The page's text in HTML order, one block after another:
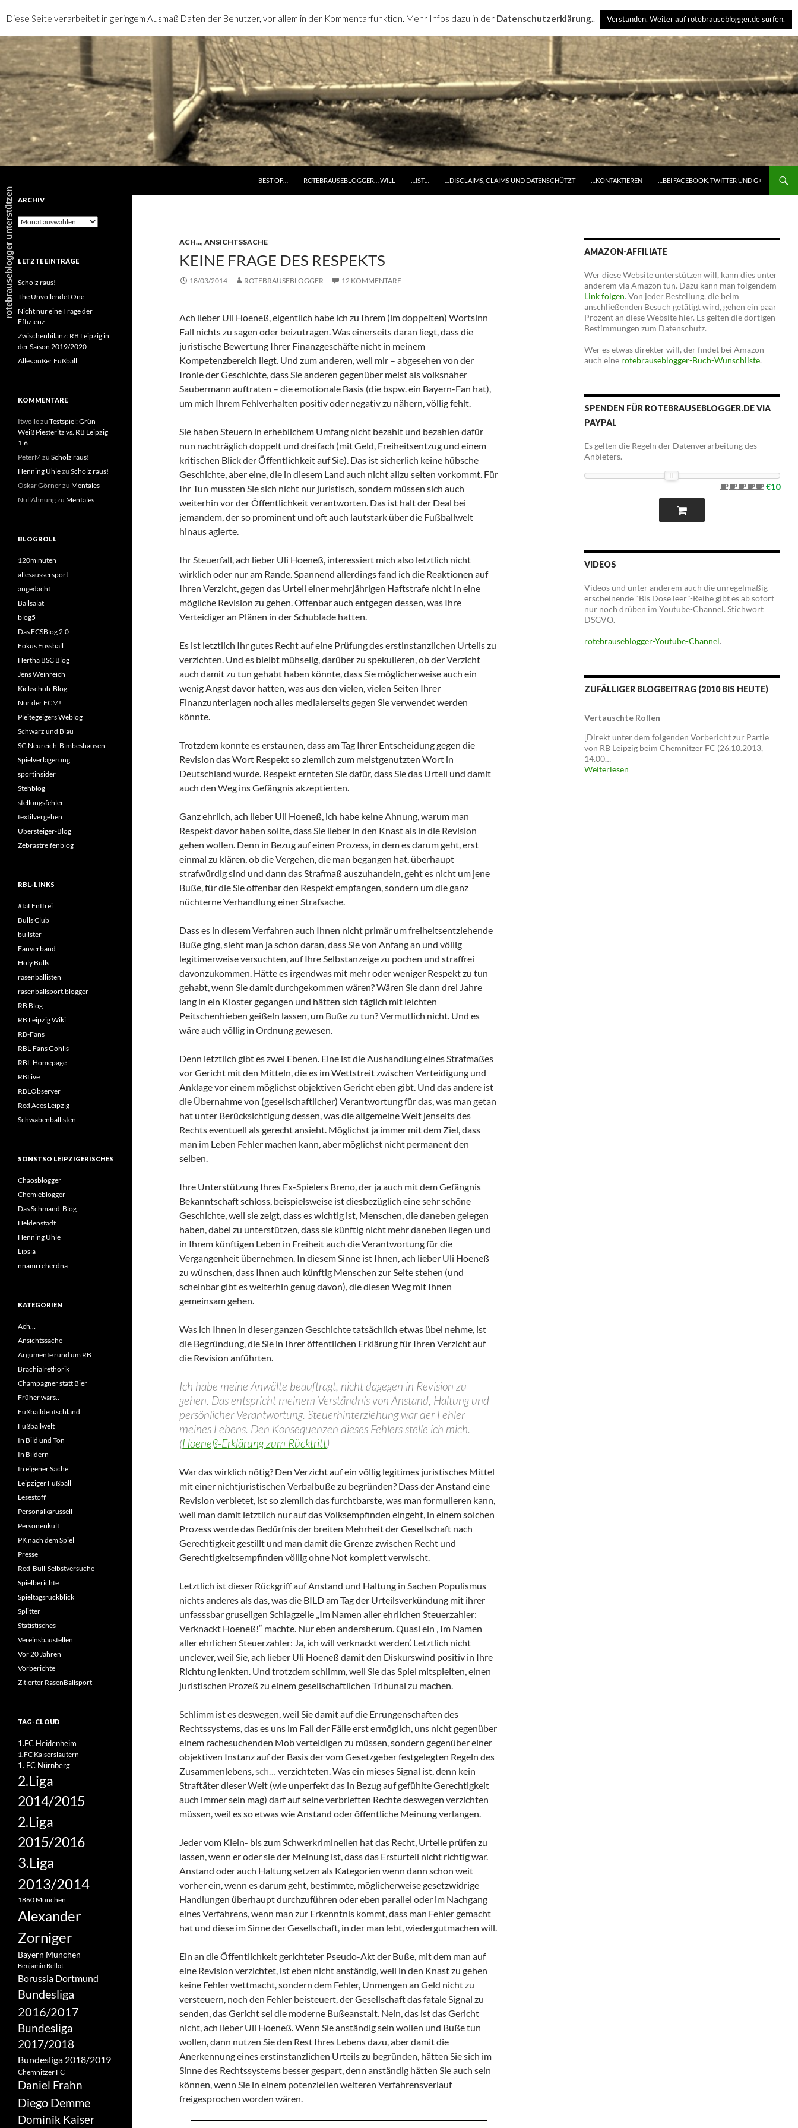
BEST OF…
ROTEBRAUSEBLOGGER… WILL …IST… …DISCLAIMS, CLAIMS UND DATENSCHÜTZT …KONTAKTIEREN …BEI FACEBOOK, TWITTER UND G+
ACH...,ANSICHTSSACHE
KEINE FRAGE DES RESPEKTS
18/03/2014 ROTEBRAUSEBLOGGER 12 KOMMENTARE
Ach lieber Uli Hoeneß, eigentlich habe ich zu Ihrem (im doppelten) Wortsinn
Fall nichts zu sagen oder beizutragen. Was einerseits daran liegt, dass die
juristische Bewertung Ihrer Finanzgeschäfte nicht in meinem
Kompetenzbereich liegt. Und zum anderen, weil mir – abgesehen von der
Ironie der Geschichte, dass Sie anderen gegenüber meist als volksnaher
Saubermann auftraten – die emotionale Basis (die bspw. ein Bayern-Fan hat),
um mich Ihrem Fehlverhalten positiv oder negativ zu nähern, völlig fehlt.
Sie haben Steuern in erheblichem Umfang nicht bezahlt und bezahlen dafür
nun nachträglich doppelt und dreifach (mit Geld, Freiheitsentzug und einem
kritischen Blick der Öffentlichkeit auf Sie). Das ist sicherlich keine hübsche
Geschichte, aber eine, die in diesem Land auch nicht allzu selten vorkommt. Für
Ihr Tun mussten Sie sich nicht nur juristisch, sondern müssen sich auch
weiterhin vor der Öffentlichkeit verantworten. Das ist halt der Deal bei
jemandem, der so prominent und oft auch lautstark über die Fußballwelt
hinaus agierte.
Ihr Steuerfall, ach lieber Uli Hoeneß, interessiert mich also letztlich nicht
wirklich oder nur am Rande. Spannend allerdings fand ich die Reaktionen auf
Ihren Verzicht, gegen das Urteil einer mehrjährigen Haftstrafe nicht in eine
mögliche Revision zu gehen. Offenbar auch entgegen dessen, was Ihre
Verteidiger an Plänen in der Schublade hatten.
Es ist letztlich Ihr gutes Recht auf eine Prüfung des erstinstanzlichen Urteils zu
verzichten. Und es bleibt mühselig, darüber zu spekulieren, ob der Verzicht
auch damit zu tun gehabt haben könnte, dass Sie möglicherweise auch ein
wenig Angst davor hatten, was aus den vielen, vielen Seiten Ihrer
Finanzunterlagen noch alles medialerseits gegen Sie verwendet werden
könnte.
Trotzdem konnte es erstaunen, dass am Tag Ihrer Entscheidung gegen die
Revision das Wort Respekt so ziemlich zum meistgenutzten Wort in
Deutschland wurde. Respekt ernteten Sie dafür, dass Sie das Urteil und damit
auch den Weg ins Gefängnis akzeptierten.
Ganz ehrlich, ach lieber Uli Hoeneß, ich habe keine Ahnung, warum man
Respekt davor haben sollte, dass Sie lieber in den Knast als in die Revision
gehen wollen. Denn in Bezug auf einen Prozess, in dem es darum geht, erst
einmal zu klären, ob die Vergehen, die man begangen hat, überhaupt
strafwürdig sind und dann das Strafmaß auszuhandeln, geht es nicht um jene
Buße, für die Sie offenbar den Respekt empfangen, sondern um die ganz
nüchterne Verhandlung einer Strafsache.
Dass es in diesem Verfahren auch Ihnen nicht primär um freiheitsentziehende
Buße ging, sieht man ja schon daran, dass Sie von Anfang an und völlig
legitimerweise versuchten, auf Ihre Selbstanzeige zu pochen und straffrei
davonzukommen. Hätte es irgendwas mit mehr oder weniger Respekt zu tun
gehabt, wenn Sie damit durchgekommen wären? Wären Sie dann drei Jahre
lang in ein Kloster gegangen und hätten sich täglich mit leichten
Peitschenhieben geißeln lassen, um Buße zu tun? Vermutlich nicht. Und es
wäre auch völlig in Ordnung gewesen.
Denn letztlich gibt es zwei Ebenen. Eine ist die Aushandlung eines Strafmaßes
vor Gericht mit den Mitteln, die es im Wettstreit zwischen Verteidigung und
Anklage vor einem möglichst objektiven Gericht eben gibt. Und das andere ist
die Übernahme von (gesellschaftlicher) Verantwortung für das, was man getan
hat unter Berücksichtigung dessen, was die allgemeine Welt jenseits des
Rechts eventuell als gerecht ansieht. Möglichst ja immer mit dem Ziel, dass
man im Leben Fehler machen kann, aber möglichst nicht permanent den
selben.
Ihre Unterstützung Ihres Ex-Spielers Breno, der ja auch mit dem Gefängnis
Bekanntschaft schloss, beispielsweise ist diesbezüglich eine sehr schöne
Geschichte, weil sie zeigt, dass es wichtig ist, Menschen, die daneben gelegen
haben, dabei zu unterstützen, dass sie künftig nicht mehr daneben liegen und
in Ihrem künftigen Leben in Freiheit auch die Verantwortung für die
Vergangenheit übernehmen. In diesem Sinne ist Ihnen, ach lieber Uli Hoeneß
zu wünschen, dass Ihnen auch künftig Menschen zur Seite stehen (und
scheinbar gibt es weiterhin genug davon), die diesen Weg mit Ihnen
gemeinsam gehen.
Was ich Ihnen in dieser ganzen Geschichte tatsächlich etwas übel nehme, ist
die Begründung, die Sie in Ihrer öffentlichen Erklärung für Ihren Verzicht auf
die Revision anführten.
Ich habe meine Anwälte beauftragt, nicht dagegen in Revision zu
gehen. Das entspricht meinem Verständnis von Anstand, Haltung und
persönlicher Verantwortung. Steuerhinterziehung war der Fehler
meines Lebens. Den Konsequenzen dieses Fehlers stelle ich mich.
(Hoeneß-Erklärung zum Rücktritt)
War das wirklich nötig? Den Verzicht auf ein völlig legitimes juristisches Mittel
mit einer nichtjuristischen Verbalbuße zu begründen? Dass der Anstand eine
Revision verbietet, ist so ziemlich das furchtbarste, was man formulieren kann,
weil man damit letztlich nur auf das Volksempfinden eingeht, in einem solchen
Prozess werde das Bedürfnis der breiten Mehrheit der Gesellschaft nach
Gerechtigkeit gestillt und man damit die Grenze zwischen Recht und
Gerechtigkeitsempfinden völlig ohne Not komplett verwischt.
Letztlich ist dieser Rückgriff auf Anstand und Haltung in Sachen Populismus
nichts anderes als das, was die BILD am Tag der Urteilsverkündung mit ihrer
unfasssbar gruseligen Schlagzeile „Im Namen aller ehrlichen Steuerzahler:
Verknackt Hoeneß!“ machte. Nur eben andersherum. Quasi ein ‚ Im Namen
aller ehrlichen Steuerzahler: Ja, ich will verknackt werden’. Letztlich nicht
unclever, weil Sie, ach lieber Uli Hoeneß damit den Diskurswind positiv in Ihre
Richtung lenkten. Und trotzdem schlimm, weil Sie das Spiel mitspielten, einen
juristischen Prozeß zu einem gesellschaftlichen Tribunal zu machen.
Schlimm ist es deswegen, weil Sie damit auf die Errungenschaften des
Rechtssystems, das es uns im Fall der Fälle erst ermöglich, uns nicht gegenüber
einem rachesuchenden Mob verteidigen zu müssen, sondern gegenüber einer
objektiven Instanz auf der Basis der vom Gesetzgeber festgelegten Regeln des
Zusammenlebens,sch…verzichteten. Was ein mieses Signal ist, denn kein
Straftäter dieser Welt (wie unperfekt das in Bezug auf gefühlte Gerechtigkeit
auch immer sein mag) darf auf seine verbrieften Rechte deswegen verzichten
müssen, weil es so etwas wie Anstand oder öffentliche Meinung verlangen.
Jeder vom Klein- bis zum Schwerkriminellen hat das Recht, Urteile prüfen zu
lassen, wenn er oder sie der Meinung ist, dass das Ersturteil nicht richtig war.
Anstand oder auch Haltung setzen als Kategorien wenn dann schon weit
vorher ein, wenn es darum geht, bestimmte, möglicherweise gesetzwidrige
Handlungen überhaupt durchzuführen oder eben parallel oder im Nachgang
eines Verfahrens, wenn man zur Erkenntnis kommt, dass man Fehler gemacht
hat und diese im Sinne der Gesellschaft, in der man lebt, wiedergutmachen will.
Ein an die Öffentlichkeit gerichteter Pseudo-Akt der Buße, mit dem man auf
eine Revision verzichtet, ist eben nicht anständig, weil in den Knast zu gehen
keine Fehler wettmacht, sondern dem Fehler, Unmengen an Geld nicht zu
versteuern, noch den Fehler beisteuert, der Gesellschaft das fatale Signal zu
senden, das Gericht sei die moderne Bußeanstalt. Nein, das ist das Gericht
nicht, ach lieber Uli Hoeneß. Wenn Sie anständig sein wollen und Buße tun
wollen, dann nutzen Sie den Rest Ihres Lebens dazu, aber damit die
Anerkennung eines erstinstanzlichen Urteils zu begründen, hätten Sie sich im
Sinne des Rechtssystems besser gespart, denn anständig hätten Sie auch sein
können, wenn Sie in einem potenziellen weiteren Verfahrensverlauf
freigesprochen worden wären.
AMAZON-AFFILIATE
Wer diese Website unterstützen will, kann dies unter
anderem via Amazon tun. Dazu kann man folgendem
Link folgen. Von jeder Bestellung, die beim
anschließenden Besuch getätigt wird, gehen ein paar
Prozent an diese Website hier. Es gelten die dortigen
Bestimmungen zum Datenschutz.
Wer es etwas direkter will, der findet bei Amazon
auch eine rotebrauseblogger-Buch-Wunschliste.
SPENDEN FÜR ROTEBRAUSEBLOGGER.DE VIA
PAYPAL
Es gelten die Regeln der Datenverarbeitung des
Anbieters.
€10
VIDEOS
Videos und unter anderem auch die unregelmäßig
erscheinende "Bis Dose leer"-Reihe gibt es ab sofort
nur noch drüben im Youtube-Channel. Stichwort
DSGVO.
rotebrauseblogger-Youtube-Channel.
ZUFÄLLIGER BLOGBEITRAG (2010 BIS HEUTE)
Vertauschte Rollen
[Direkt unter dem folgenden Vorbericht zur Partie
von RB Leipzig beim Chemnitzer FC (26.10.2013,
14.00…
Weiterlesen
ARCHIV
Archiv
LETZTE EINTRÄGE
Scholz raus!
The Unvollendet One
Nicht nur eine Frage der
Effizienz
Zwischenbilanz: RB Leipzig in
der Saison 2019/2020
Alles außer Fußball
KOMMENTARE
Itwollezu Testspiel: Grün-
Weiß Piesteritz vs. RB Leipzig
1:6
PeterM zu Scholz raus!
Henning Uhlezu Scholz raus!
Oskar Görnerzu Mentales
NullAhnungzu Mentales
BLOGROLL
120minuten
allesaussersport
angedacht
Ballsalat
blog5
Das FCSBlog 2.0
Fokus Fussball
Hertha BSC Blog
Jens Weinreich
Kickschuh-Blog
Nur der FCM!
Pleitegeigers Weblog
Schwarz und Blau
SG Neureich-Bimbeshausen
Spielverlagerung
sportinsider
Stehblog
stellungsfehler
textilvergehen
Übersteiger-Blog
Zebrastreifenblog
RBL-LINKS
#taLEntfrei
Bulls Club
bullster
Fanverband
Holy Bulls
rasenballisten
rasenballsport.blogger
RB Blog
RB Leipzig Wiki
RB-Fans
RBL-Fans Gohlis
RBL-Homepage
RBLive
RBLObserver
Red Aces Leipzig
Schwabenballisten
SONSTSO LEIPZIGERISCHES
Chaosblogger
Chemieblogger
Das Schmand-Blog
Heldenstadt
Henning Uhle
Lipsia
nnamrreherdna
KATEGORIEN
Ach…
Ansichtssache
Argumente rund um RB
Brachialrethorik
Champagner statt Bier
Früher wars..
Fußballdeutschland
Fußballwelt
In Bild und Ton
In Bildern
In eigener Sache
Leipziger Fußball
Lesestoff
Personalkarussell
Personenkult
PK nach dem Spiel
Presse
Red-Bull-Selbstversuche
Spielberichte
Spieltagsrückblick
Splitter
Statistisches
Vereinsbaustellen
Vor 20 Jahren
Vorberichte
Zitierter RasenBallsport
TAG-CLOUD
1.FC Heidenheim
1.FC Kaiserslautern
1. FC Nürnberg
2.Liga
2014/2015
2.Liga
2015/2016
3.Liga
2013/2014
1860 München
Alexander
Zorniger
Bayern München
Benjamin Bellot
Borussia Dortmund
Bundesliga
2016/2017
Bundesliga
2017/2018
Bundesliga 2018/2019
Chemnitzer FC
Daniel Frahn
Diego Demme
Dominik Kaiser
Diese Seite verarbeitet in geringem Ausmaß Daten der Benutzer, vor allem in der Kommentarfunktion. Mehr Infos dazu in der Datenschutzerklärung.. Verstanden. Weiter auf rotebrauseblogger.de surfen.
rotebrauseblogger unterstützen